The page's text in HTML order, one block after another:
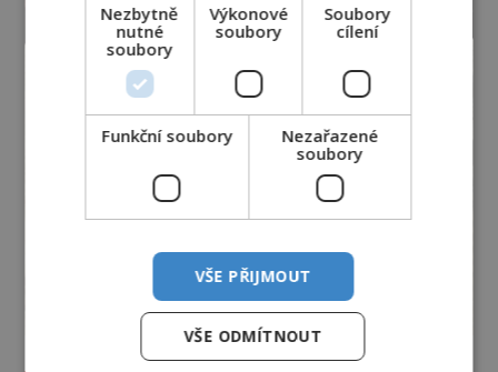
Nezbytně
nutné
soubory
Výkonové
soubory
Soubory
cílení
Funkční soubory
Nezařazené
soubory
VŠE PŘIJMOUT
VŠE ODMÍTNOUT